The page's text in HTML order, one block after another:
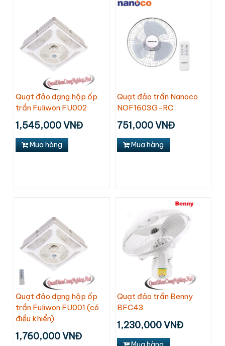
Quạt đảo dạng hộp ốp
trần Fuliwon FU002
1,545,000 VNĐ
Mua hàng
Quạt đảo trần Nanoco
NOF1603G-RC
751,000 VNĐ
Mua hàng
Quạt đảo dạng hộp ốp
trần Fuliwon FU001 (có
điều khiển)
1,760,000 VNĐ
Quạt đảo trần Benny
BFC43
1,230,000 VNĐ